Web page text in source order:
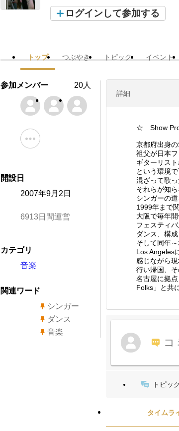
ログインして参加する
トップ つぶやき トピック イベント
詳細
☆ Show
京都府出身
祖父が日本
ギターリス
という環境
混ざって歌っ
それらが知
シンガーの道
1999年まで
大阪で毎年
フェスティ
ダンス、構
そして同年
Los Angeles
感じながら
行い帰国、
名古屋に拠
Folks」と共
コ
トピッ
タイムラ
参加メンバー 20人
開設日
2007年9月2日
6913日間運営
カテゴリ
音楽
関連ワード
シンガー
ダンス
音楽